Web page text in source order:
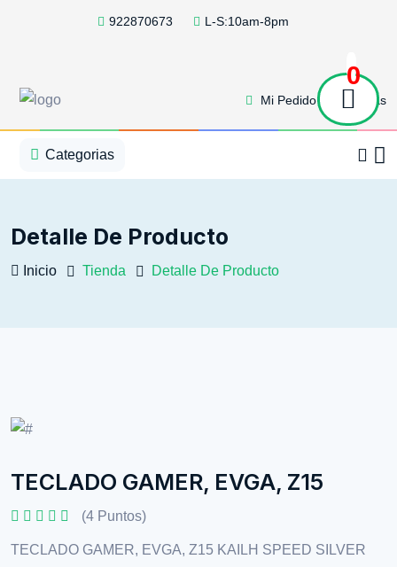
922870673 L-S:10am-8pm
Mi Pedido Ofertas
0
Categorias
Detalle De Producto
Inicio Tienda Detalle De Producto
TECLADO GAMER, EVGA, Z15
(4 Puntos)
TECLADO GAMER, EVGA, Z15 KAILH SPEED SILVER